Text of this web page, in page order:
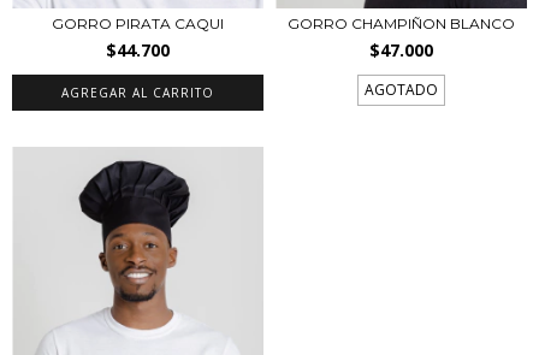
GORRO PIRATA CAQUI
$44.700
AGREGAR AL CARRITO
GORRO CHAMPIÑON BLANCO
$47.000
AGOTADO